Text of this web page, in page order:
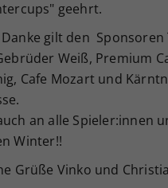
geehrt.
gilt den Sponsoren
Weiß, Premium
Cafe Mozart und
an alle Spieler:innen
Winter!!
Grüße Vinko und
Dieser Wert speichert
Einstellungen. Unter
zufällig generierte ID,
historische Speicherung
hat.